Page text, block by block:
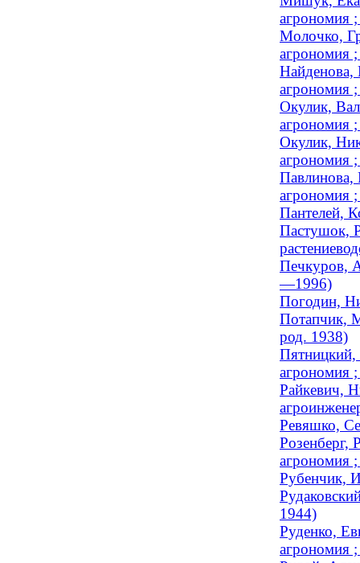
агрономия
Молочко,
агрономия
Найденова,
агрономия
Окулик,
агрономия
Окулик,
агрономия
Павлинова,
агрономия
Пантелей,
Пастушок,
Печкуров,
—1996)
Погодин,
Потапчик,
род. 1938)
Пятницкий,
агрономия
Райкевич,
Ревяшко,
Розенберг,
агрономия
Рубенчик,
1944)
Руденко,
агрономия